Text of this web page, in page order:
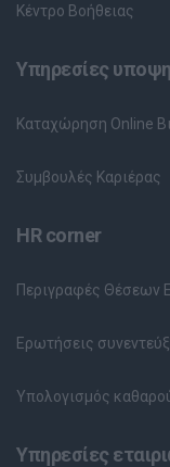
Κέντρο Βοήθειας
Υπηρεσίες
Καταχώρηση Online
Συμβουλές Καριέρας
HR corner
Περιγραφές Θέσεων
Ερωτήσεις
Υπολογισμός
Υπηρεσίες